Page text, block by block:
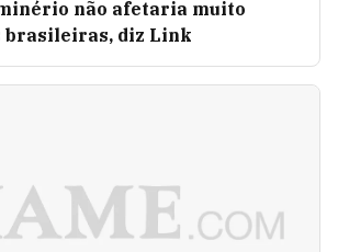
não afetaria muito
brasileiras, diz Link